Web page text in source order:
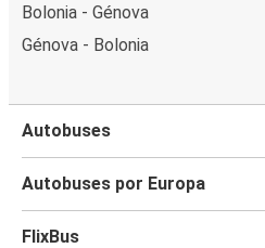
Bolonia - Génova
Génova - Bolonia
Autobuses
Autobuses por Europa
FlixBus